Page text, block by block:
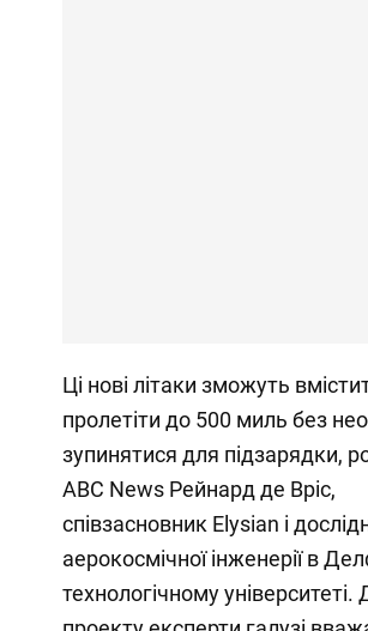
Ці нові літаки зможуть
пролетіти до 500 миль без
зупинятися для підзарядки,
ABC News Рейнард де Вріс,
співзасновник Elysian і
аерокосмічної інженерії в
технологічному університеті.